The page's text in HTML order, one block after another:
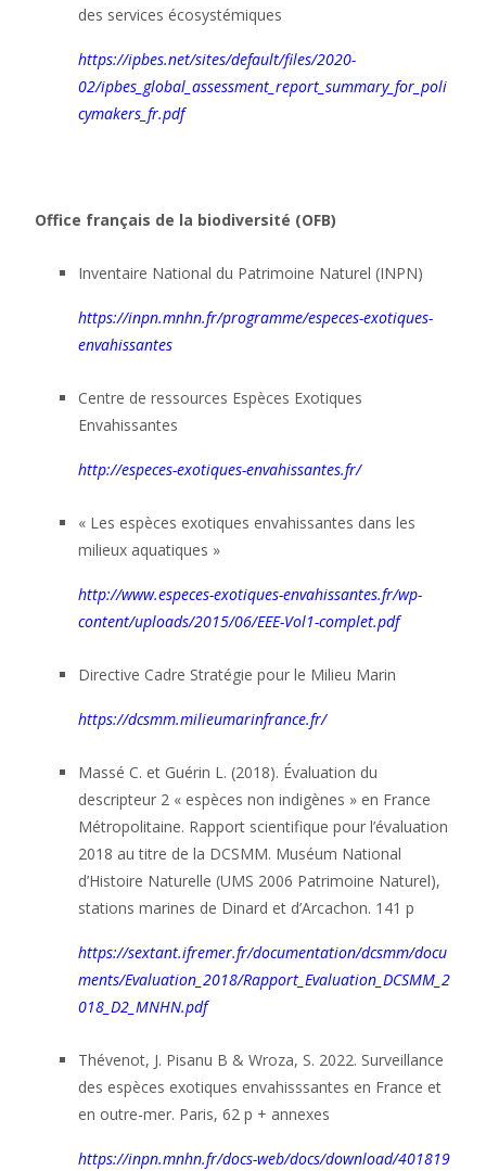
des services écosystémiques
https://ipbes.net/sites/default/files/2020-
02/ipbes_global_assessment_report_summary_for_poli
cymakers_fr.pdf
Office français de la biodiversité (OFB)
Inventaire National du Patrimoine Naturel (INPN)
https://inpn.mnhn.fr/programme/especes-exotiques-
envahissantes
Centre de ressources Espèces Exotiques
Envahissantes
http://especes-exotiques-envahissantes.fr/
« Les espèces exotiques envahissantes dans les
milieux aquatiques »
http://www.especes-exotiques-envahissantes.fr/wp-
content/uploads/2015/06/EEE-Vol1-complet.pdf
Directive Cadre Stratégie pour le Milieu Marin
https://dcsmm.milieumarinfrance.fr/
Massé C. et Guérin L. (2018). Évaluation du
descripteur 2 « espèces non indigènes » en France
Métropolitaine. Rapport scientifique pour l’évaluation
2018 au titre de la DCSMM. Muséum National
d’Histoire Naturelle (UMS 2006 Patrimoine Naturel),
stations marines de Dinard et d’Arcachon. 141 p
https://sextant.ifremer.fr/documentation/dcsmm/docu
ments/Evaluation_2018/Rapport_Evaluation_DCSMM_2
018_D2_MNHN.pdf
Thévenot, J. Pisanu B & Wroza, S. 2022. Surveillance
des espèces exotiques envahisssantes en France et
en outre-mer. Paris, 62 p + annexes
https://inpn.mnhn.fr/docs-web/docs/download/401819